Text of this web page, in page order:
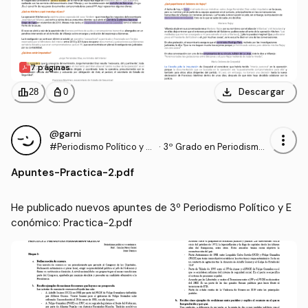
7 páginas
leaderboard28 personal_bag 0 download Descargar
@garni
#Periodismo Político y E
· 3º Grado en Periodismo
more_vert
Apuntes-Practica-2.pdf
He publicado nuevos apuntes de 3º Periodismo Político y E
conómico: Practica-2.pdf